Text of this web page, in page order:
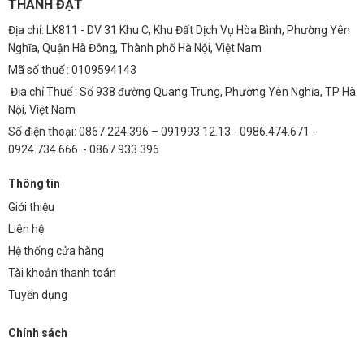
Việc sử dụng nguồn tổ ong 5V 20A mang lại nhiều lợi ích kinh tế:
Tiết Kiệm Chi Phí Điện Năng
Nhờ hiệu suất chuyển đổi năng lượng cao, nguồn tổ ong giúp giảm
Giảm Chi Phí Bảo Trì
Với độ bền cao và khả năng bảo vệ vượt trội, nguồn tổ ong giúp giảm
thiểu tần suất bảo trì và thay thế, tiết kiệm chi phí bảo trì trong dài
Tính Toán Chi Phí Sau 5 Năm
Giả sử bạn sử dụng nguồn tổ ong 5V 20A cho một hệ thống chiếu
sáng công nghiệp hoạt động 12 giờ/ngày, 365 ngày/năm. Với hiệu
suất cao và độ bền vượt trội, bạn có thể tiết kiệm được một khoản chi
phí bảo trì cũng sẽ giảm đáng kể, giúp tối ưu hóa lợi nhuận cho doanh
THÀNH ĐẠT
Địa chỉ: LK811 - DV 31 Khu C, Khu Đất Dịch Vụ Hòa Bình, Phường Yên
Nghĩa, Quận Hà Đông, Thành phố Hà Nội, Việt Nam
Mã số thuế : 0109594143
Địa chỉ Thuế : Số 938 đường Quang Trung, Phường Yên Nghĩa, TP Hà
Nội, Việt Nam
Số điện thoại: 0867.224.396 – 091993.12.13 - 0986.474.671 -
0924.734.666 - 0867.933.396
Thông tin
Giới thiệu
Liên hệ
Hệ thống cửa hàng
Tài khoản thanh toán
Tuyển dụng
Chính sách